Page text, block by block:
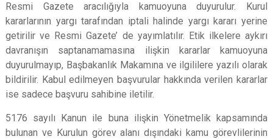
Resmi Gazete aracılığıyla kamuoyuna duyurulur. Kurul
kararlarının yargı tarafından iptali halinde yargı kararı yerine
getirilir ve Resmi Gazete’ de yayımlatılır. Etik ilkelere aykırı
davranışın saptanamamasına ilişkin kararlar kamuoyuna
duyurulmayıp, Başbakanlık Makamına ve ilgililere yazılı olarak
bildirilir. Kabul edilmeyen başvurular hakkında verilen kararlar
ise sadece başvuru sahibine iletilir.
5176 sayılı Kanun ile buna ilişkin Yönetmelik kapsamında
bulunan ve Kurulun görev alanı dışındaki kamu görevlilerinin